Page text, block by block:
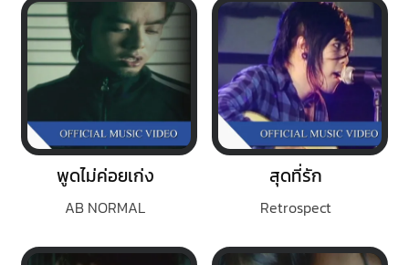
พูดไม่ค่อยเก่ง
AB NORMAL
สุดที่รัก
Retrospect